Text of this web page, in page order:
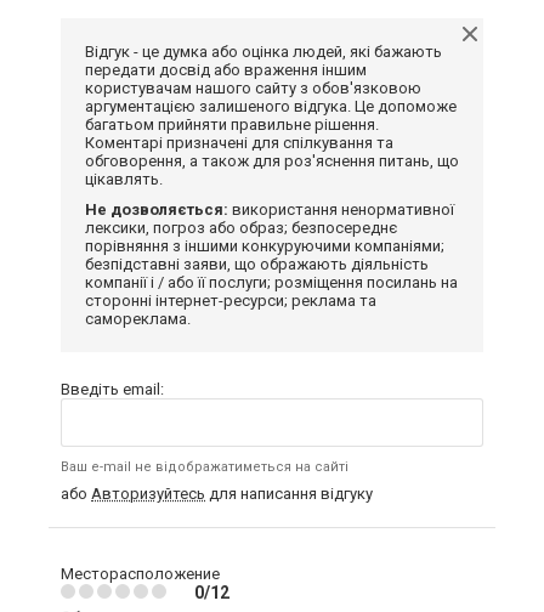
Відгук - це думка або оцінка людей, які бажають
передати досвід або враження іншим
користувачам нашого сайту з обов'язковою
аргументацією залишеного відгука. Це допоможе
багатьом прийняти правильне рішення.
Коментарі призначені для спілкування та
обговорення, а також для роз'яснення питань, що
цікавлять.
Не дозволяється: використання ненормативної
лексики, погроз або образ; безпосереднє
порівняння з іншими конкуруючими компаніями;
безпідставні заяви, що ображають діяльність
компанії і / або її послуги; розміщення посилань на
сторонні інтернет-ресурси; реклама та
самореклама.
Введіть email:
Ваш e-mail не відображатиметься на сайті
або Авторизуйтесь для написання відгуку
Месторасположение
0/12